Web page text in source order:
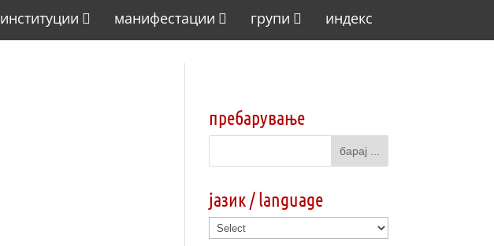
институции манифестации групи индекс
пребарување
јазик / language